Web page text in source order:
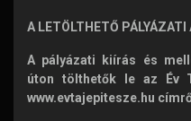
A LETÖLTHETŐ
A pályázati kiírás és
úton tölthetők le az Év
www.evtajepitesze.hu